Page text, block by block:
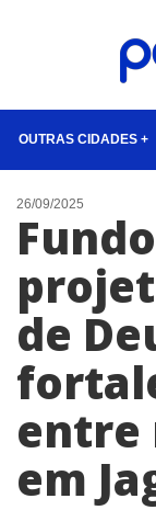
OUTRAS CIDADES +
NOTÍCIAS
LISTA DIGITAL
CONTATO
ANUNCIE
26/09/2025
de
entre
em